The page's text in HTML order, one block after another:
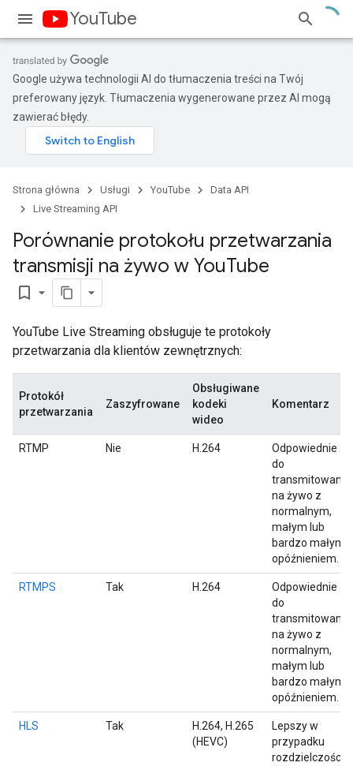
YouTube
Google używa technologii AI do tłumaczenia treści na Twój
preferowany język. Tłumaczenia wygenerowane przez AI mogą
zawierać błędy.
Strona główna Usługi YouTube
Data API
Live Streaming API
Porównanie protokołu przetwarzania
transmisji na żywo w YouTube
bookmark_border
YouTube Live Streaming obsługuje te protokoły
przetwarzania dla klientów zewnętrznych:
Protokół
przetwarzania
Zaszyfrowane
Obsługiwane
kodeki
wideo
Komentarz
RTMP Nie H.264
Odpowiednie
do
transmitowania
na żywo z
normalnym,
małym lub
bardzo małym
opóźnieniem.
RTMPS Tak H.264
Odpowiednie
do
transmitowania
na żywo z
normalnym,
małym lub
bardzo małym
opóźnieniem.
HLS Tak
H.264, H.265
(HEVC)
Lepszy w
przypadku
rozdzielczości